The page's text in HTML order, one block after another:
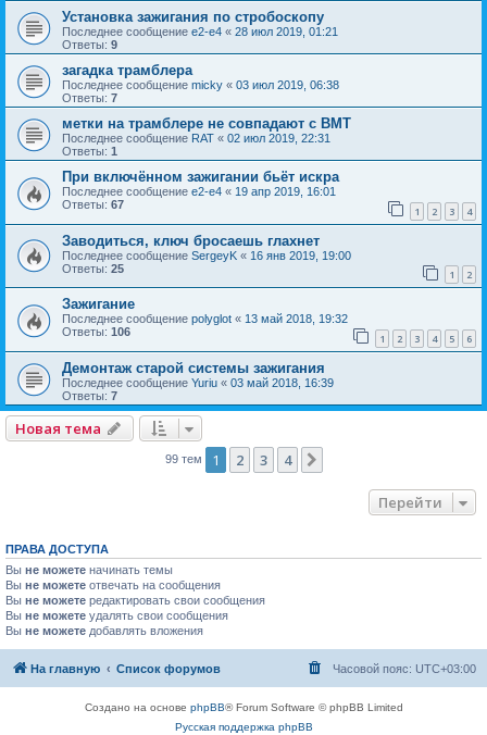
Установка зажигания по стробоскопу
Последнее сообщение e2-e4 « 28 июл 2019, 01:21
Ответы: 9
загадка трамблера
Последнее сообщение micky « 03 июл 2019, 06:38
Ответы: 7
метки на трамблере не совпадают с ВМТ
Последнее сообщение RAT « 02 июл 2019, 22:31
Ответы: 1
При включённом зажигании бьёт искра
Последнее сообщение e2-e4 « 19 апр 2019, 16:01
Ответы: 67 1 2 3 4
Заводиться, ключ бросаешь глахнет
Последнее сообщение SergeyK « 16 янв 2019, 19:00
Ответы: 25 1 2
Зажигание
Последнее сообщение polyglot « 13 май 2018, 19:32
Ответы: 106 1 2 3 4 5 6
Демонтаж старой системы зажигания
Последнее сообщение Yuriu « 03 май 2018, 16:39
Ответы: 7
Новая тема
99 тем 1 2 3 4
Перейти
ПРАВА ДОСТУПА
Вы не можете начинать темы
Вы не можете отвечать на сообщения
Вы не можете редактировать свои сообщения
Вы не можете удалять свои сообщения
Вы не можете добавлять вложения
На главную Список форумов Часовой пояс: UTC+03:00
Создано на основе phpBB® Forum Software © phpBB Limited
Русская поддержка phpBB